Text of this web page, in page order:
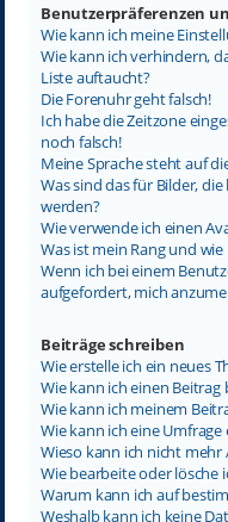
Benutzerpräferenzen
Wie kann ich meine
Wie kann ich verhindern,
Liste auftaucht?
Die Forenuhr geht falsch!
Ich habe die Zeitzone
noch falsch!
Meine Sprache steht auf
Was sind das für Bilder,
werden?
Wie verwende ich einen
Was ist mein Rang und
Wenn ich bei einem
aufgefordert, mich
Beiträge schreiben
Wie erstelle ich ein neues
Wie kann ich einen
Wie kann ich meinem
Wie kann ich eine Umfrage
Wieso kann ich nicht
Wie bearbeite oder lösche
Warum kann ich auf
Weshalb kann ich keine